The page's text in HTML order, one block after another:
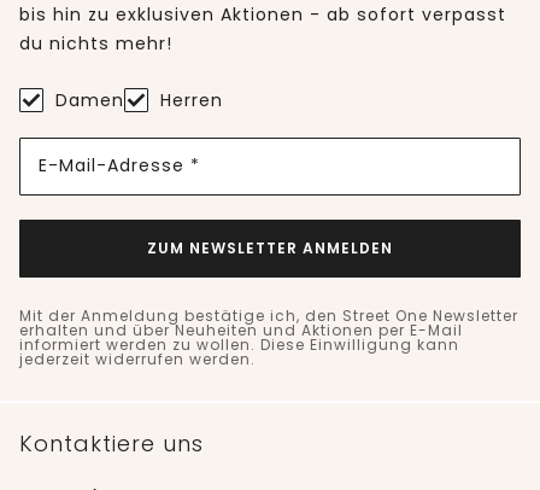
bis hin zu exklusiven Aktionen - ab sofort verpasst
du nichts mehr!
Damen Herren
E-Mail-Adresse *
ZUM NEWSLETTER ANMELDEN
Mit der Anmeldung bestätige ich, den Street One Newsletter
erhalten und über Neuheiten und Aktionen per E-Mail
informiert werden zu wollen. Diese Einwilligung kann
jederzeit widerrufen werden.
Kontaktiere uns